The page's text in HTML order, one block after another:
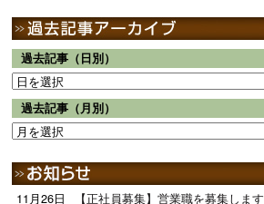
過去記事（日別）
過去記事（月別）
11月26日 【正社員募集】営業職を募集します